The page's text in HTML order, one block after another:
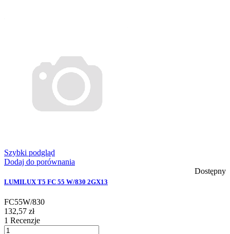
Szybki podgląd
Dodaj do porównania
Dostępny
LUMILUX T5 FC 55 W/830 2GX13
FC55W/830
132,57 zł
1 Recenzje